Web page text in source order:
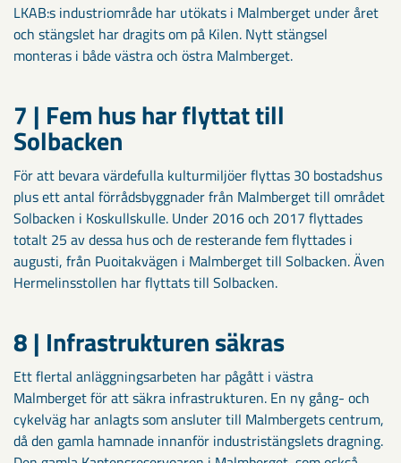
LKAB:s industriområde har utökats i Malmberget under året
och stängslet har dragits om på Kilen. Nytt stängsel
monteras i både västra och östra Malmberget.
7 | Fem hus har flyttat till
Solbacken
För att bevara värdefulla kulturmiljöer flyttas 30 bostadshus
plus ett antal förrådsbyggnader från Malmberget till området
Solbacken i Koskullskulle. Under 2016 och 2017 flyttades
totalt 25 av dessa hus och de resterande fem flyttades i
augusti, från Puoitakvägen i Malmberget till Solbacken. Även
Hermelinsstollen har flyttats till Solbacken.
8 | Infrastrukturen säkras
Ett flertal anläggningsarbeten har pågått i västra
Malmberget för att säkra infrastrukturen. En ny gång- och
cykelväg har anlagts som ansluter till Malmbergets centrum,
då den gamla hamnade innanför industristängslets dragning.